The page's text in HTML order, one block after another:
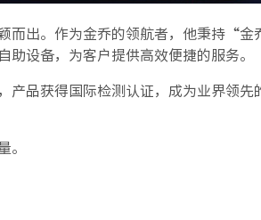
而出。作为金乔的领航者，他秉持“金
设备，为客户提供高效便捷的服务。
产品获得国际检测认证，成为业界领先
。